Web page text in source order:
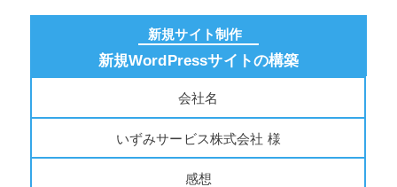
新規サイト制作
新規WordPressサイトの構築
会社名
いずみサービス株式会社 様
感想